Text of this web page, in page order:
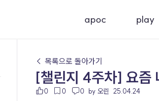
apoc play
← 목록으로 돌아가기
[챌린지 4주차] 요즘
0 0 0 by 오린 25.04.24